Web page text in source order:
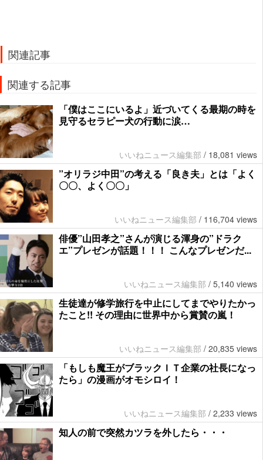
関連記事
関連する記事
「僕はここにいるよ」近づいてくる最期の時を
見守るセラピー犬の行動に涙…
いいねニュース編集部 / 18,081 views
”オリラジ中田”の考える「良き夫」とは「よく
〇〇、よく〇〇」
いいねニュース編集部 / 116,704 views
俳優”山田孝之”さんが演じる渾身の”ドラク
エ”プレゼンが話題！！！ こんなプレゼンだ...
いいねニュース編集部 / 5,140 views
生徒達が修学旅行を中止にしてまでやりたかっ
たこと!! その理由に世界中から賞賛の嵐！
いいねニュース編集部 / 20,835 views
「もしも魔王がブラックＩＴ企業の社長になっ
たら」の漫画がオモシロイ！
いいねニュース編集部 / 2,233 views
知人の前で突然カツラを外したら・・・